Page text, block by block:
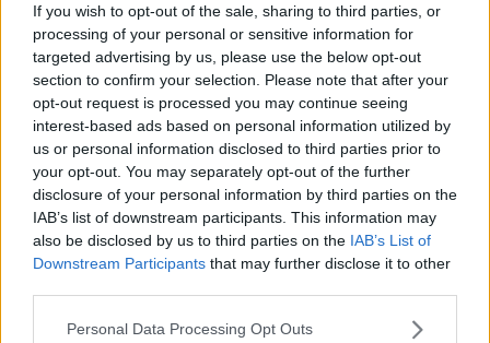
If you wish to opt-out of the sale, sharing to third parties, or
processing of your personal or sensitive information for
targeted advertising by us, please use the below opt-out
section to confirm your selection. Please note that after your
opt-out request is processed you may continue seeing
interest-based ads based on personal information utilized by
us or personal information disclosed to third parties prior to
your opt-out. You may separately opt-out of the further
disclosure of your personal information by third parties on the
IAB’s list of downstream participants. This information may
also be disclosed by us to third parties on the IAB’s List of
Downstream Participants that may further disclose it to other
Personal Data Processing Opt Outs
Episodio 34
Despedidas respectivas
Cache: on | Queries: 1 | Generation time:1ms